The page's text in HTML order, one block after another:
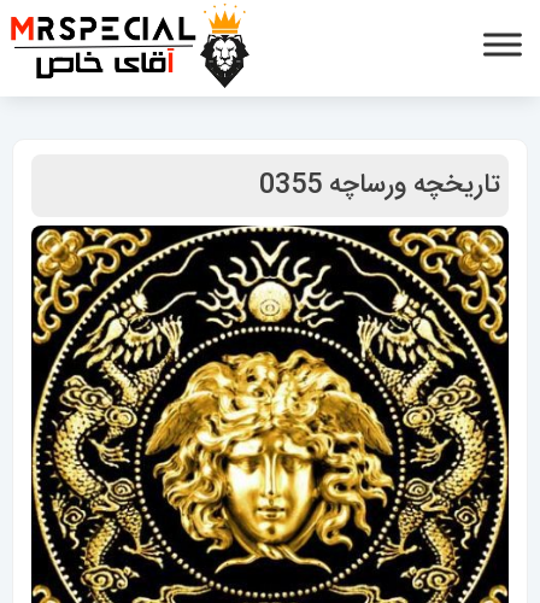
تاریخچه ورساچه 0355